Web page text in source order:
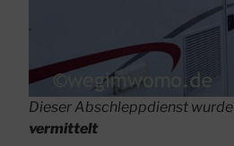
Dieser Abschleppdienst wurde
vermittelt